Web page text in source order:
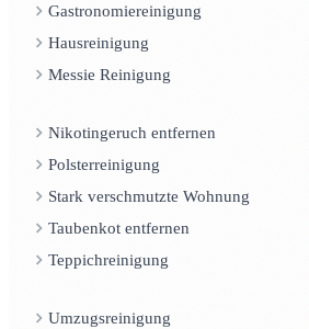
Gastronomiereinigung
Hausreinigung
Messie Reinigung
Nikotingeruch entfernen
Polsterreinigung
Stark verschmutzte Wohnung
Taubenkot entfernen
Teppichreinigung
Umzugsreinigung